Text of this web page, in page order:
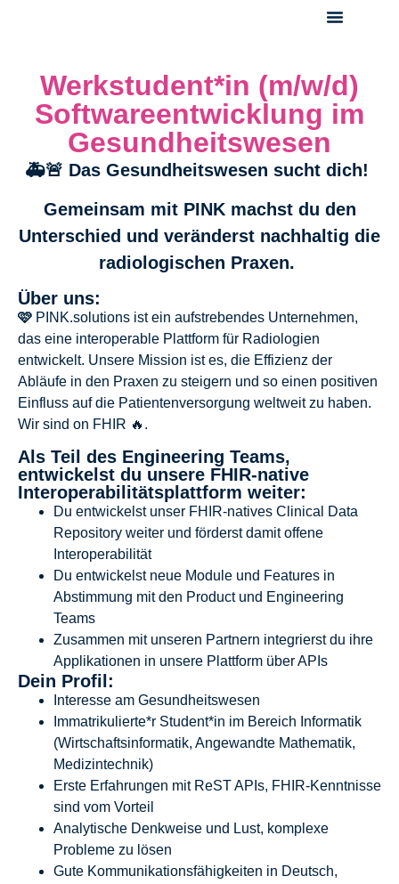
Werkstudent*in (m/w/d)
Softwareentwicklung im
Gesundheitswesen
🚑🚨 Das Gesundheitswesen sucht dich!
Gemeinsam mit PINK machst du den
Unterschied und veränderst nachhaltig die
radiologischen Praxen.
Über uns:
🩷 PINK.solutions ist ein aufstrebendes Unternehmen,
das eine interoperable Plattform für Radiologien
entwickelt. Unsere Mission ist es, die Effizienz der
Abläufe in den Praxen zu steigern und so einen positiven
Einfluss auf die Patientenversorgung weltweit zu haben.
Wir sind on FHIR 🔥.
Als Teil des Engineering Teams,
entwickelst du unsere FHIR-native
Interoperabilitätsplattform weiter:
Du entwickelst unser FHIR-natives Clinical Data
Repository weiter und förderst damit offene
Interoperabilität
Du entwickelst neue Module und Features in
Abstimmung mit den Product und Engineering
Teams
Zusammen mit unseren Partnern integrierst du ihre
Applikationen in unsere Plattform über APIs
Dein Profil:
Interesse am Gesundheitswesen
Immatrikulierte*r Student*in im Bereich Informatik
(Wirtschaftsinformatik, Angewandte Mathematik,
Medizintechnik)
Erste Erfahrungen mit ReST APIs, FHIR-Kenntnisse
sind vom Vorteil
Analytische Denkweise und Lust, komplexe
Probleme zu lösen
Gute Kommunikationsfähigkeiten in Deutsch,